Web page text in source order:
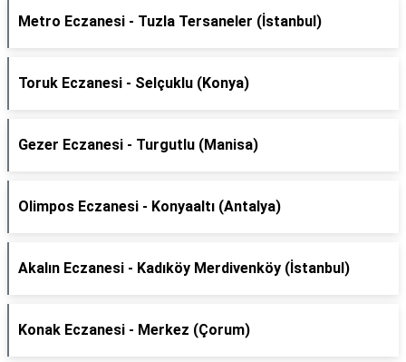
Metro Eczanesi - Tuzla Tersaneler (İstanbul)
Toruk Eczanesi - Selçuklu (Konya)
Gezer Eczanesi - Turgutlu (Manisa)
Olimpos Eczanesi - Konyaaltı (Antalya)
Akalın Eczanesi - Kadıköy Merdivenköy (İstanbul)
Konak Eczanesi - Merkez (Çorum)